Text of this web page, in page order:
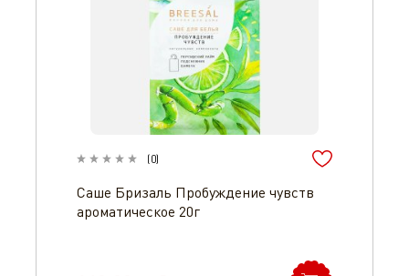
(0)
Саше Бризаль Пробуждение чувств
ароматическое 20г